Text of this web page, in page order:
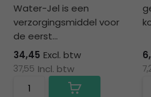
Water-Jel is een
verzorgingsmiddel voor
de eerst...
34,45 Excl. btw
37,55 Incl. btw